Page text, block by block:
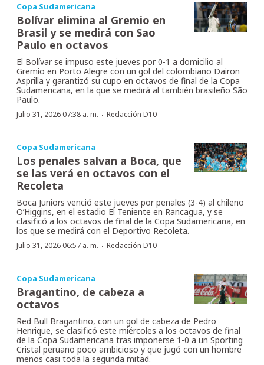
Copa Sudamericana
Bolívar elimina al Gremio en
Brasil y se medirá con Sao
Paulo en octavos
El Bolívar se impuso este jueves por 0-1 a domicilio al
Gremio en Porto Alegre con un gol del colombiano Dairon
Asprilla y garantizó su cupo en octavos de final de la Copa
Sudamericana, en la que se medirá al también brasileño São
Paulo.
Julio 31, 2026 07:38 a. m. · Redacción D10
Copa Sudamericana
Los penales salvan a Boca, que
se las verá en octavos con el
Recoleta
Boca Juniors venció este jueves por penales (3-4) al chileno
O’Higgins, en el estadio El Teniente en Rancagua, y se
clasificó a los octavos de final de la Copa Sudamericana, en
los que se medirá con el Deportivo Recoleta.
Julio 31, 2026 06:57 a. m. · Redacción D10
Copa Sudamericana
Bragantino, de cabeza a
octavos
Red Bull Bragantino, con un gol de cabeza de Pedro
Henrique, se clasificó este miércoles a los octavos de final
de la Copa Sudamericana tras imponerse 1-0 a un Sporting
Cristal peruano poco ambicioso y que jugó con un hombre
menos casi toda la segunda mitad.